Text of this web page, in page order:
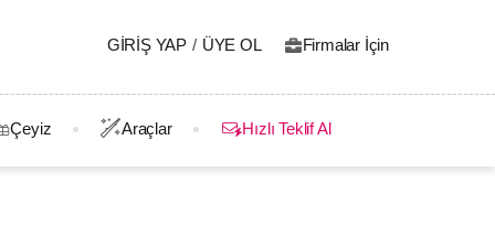
GIRIŞ YAP / ÜYE OL Firmalar İçin
Çeyiz Araçlar Hızlı Teklif Al